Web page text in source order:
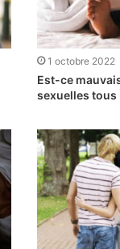
1 octobre 2022
Est-ce
sexuelles tous